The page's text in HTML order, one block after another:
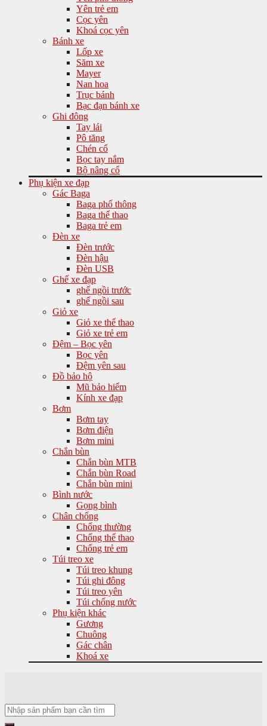
Yên trẻ em
Cọc yên
Khoá cọc yên
Bánh xe
Lốp xe
Săm xe
Mayer
Nan hoa
Trục bánh
Bạc đạn bánh xe
Ghi đông
Tay lái
Pô tăng
Chén cổ
Bọc tay nắm
Bộ nâng cổ
Phụ kiện xe đạp
Gác Baga
Baga phổ thông
Baga thể thao
Baga trẻ em
Đèn xe
Đèn trước
Đèn hậu
Đèn USB
Ghế xe đạp
ghế ngồi trước
ghế ngồi sau
Giỏ xe
Giỏ xe thể thao
Giỏ xe trẻ em
Đệm – Bọc yên
Bọc yên
Đệm yên sau
Đồ bảo hộ
Mũ bảo hiểm
Kính xe đạp
Bơm
Bơm tay
Bơm điện
Bơm mini
Chắn bùn
Chắn bùn MTB
Chắn bùn Road
Chắn bùn mini
Bình nước
Gọng bình
Chân chống
Chống thường
Chống thể thao
Chống trẻ em
Túi treo xe
Túi treo khung
Túi ghi đông
Túi treo yên
Túi chống nước
Phụ kiện khác
Gương
Chuông
Gác chân
Khoá xe
Tìm
kiếm: